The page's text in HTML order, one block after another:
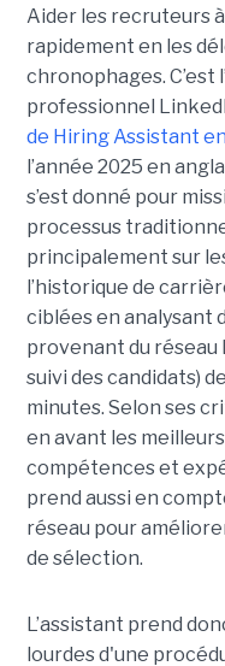
Aider les recruteurs
rapidement en les
chronophages. C’est
professionnel
de Hiring Assistant
l’année 2025 en
s’est donné pour
processus
principalement sur
l’historique de
ciblées en analysant
provenant du réseau
suivi des candidats)
minutes. Selon ses
en avant les
compétences et
prend aussi en
réseau pour
de sélection.
L’assistant prend
lourdes d'une